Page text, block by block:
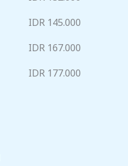
IDR 145.000
IDR 167.000
IDR 177.000